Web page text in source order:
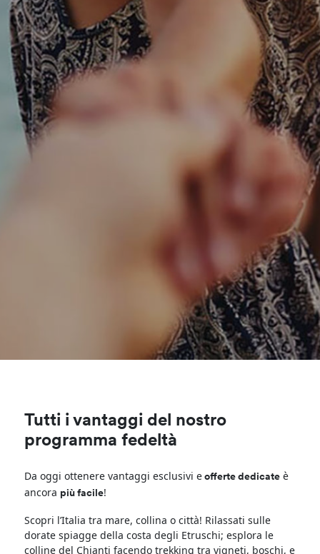
Tutti i vantaggi del nostro
programma fedeltà
Da oggi ottenere vantaggi esclusivi e offerte dedicate è
ancora più facile!
Scopri l’Italia tra mare, collina o città! Rilassati sulle
dorate spiagge della costa degli Etruschi; esplora le
colline del Chianti facendo trekking tra vigneti, boschi, e